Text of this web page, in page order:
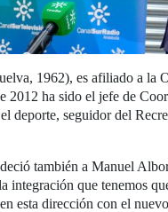
1962), es afiliado a la
2012 ha sido el jefe de
deporte, seguidor del
también a Manuel
integración que tenemos
esta dirección con el